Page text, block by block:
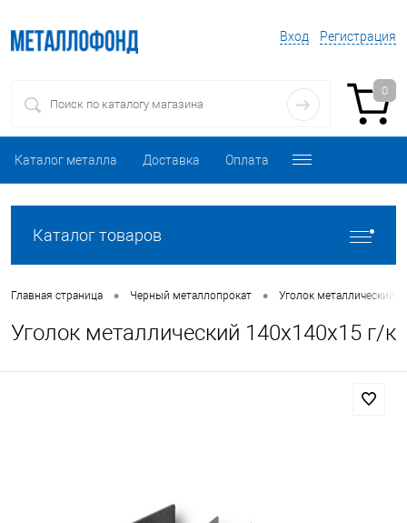
Вход Регистрация
0
Каталог металла Доставка Оплата
Каталог товаров
Главная страница • Черный металлопрокат • Уголок металлический
Уголок металлический 140х140х15 г/к